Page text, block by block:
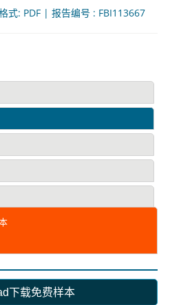
式: PDF | 报告编号 : FBI113667
下载免费样本